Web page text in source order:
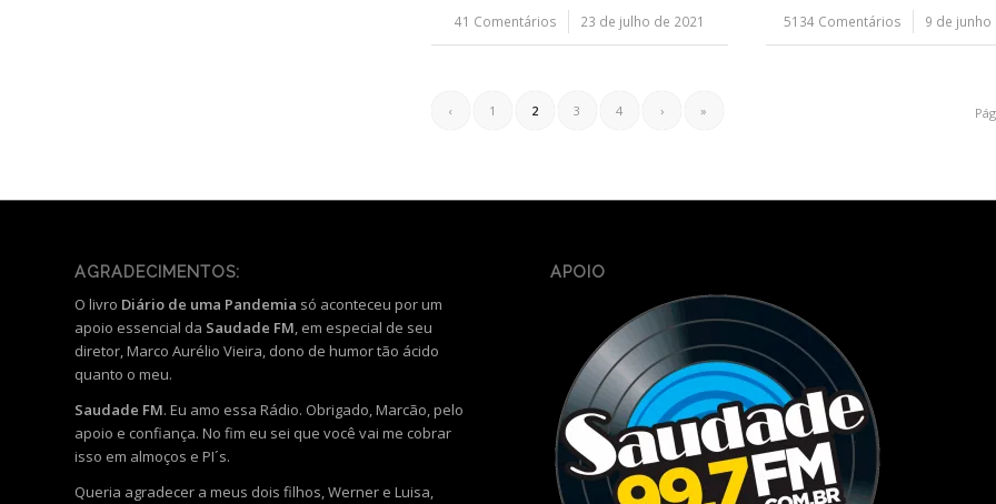
41 Comentários
/ 23 de julho de 2021 5134 Comentários
/ 9 de junho
‹ 1 2 3 4 › »
AGRADECIMENTOS:
O livro Diário de uma Pandemia só aconteceu por um
apoio essencial da Saudade FM, em especial de seu
diretor, Marco Aurélio Vieira, dono de humor tão ácido
quanto o meu.
Saudade FM. Eu amo essa Rádio. Obrigado, Marcão, pelo
apoio e confiança. No fim eu sei que você vai me cobrar
isso em almoços e PI´s.
Queria agradecer a meus dois filhos, Werner e Luisa,
APOIO